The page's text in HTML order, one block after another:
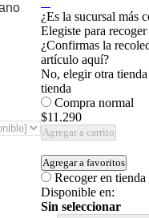
¿Es la sucursal más
Elegiste para recoger
¿Confirmas la
artículo aquí?
No, elegir otra tienda
tienda
Compra normal
$11.290
Agregar a carrito
Agregar a favoritos
Recoger en tienda
Disponible en:
Sin seleccionar